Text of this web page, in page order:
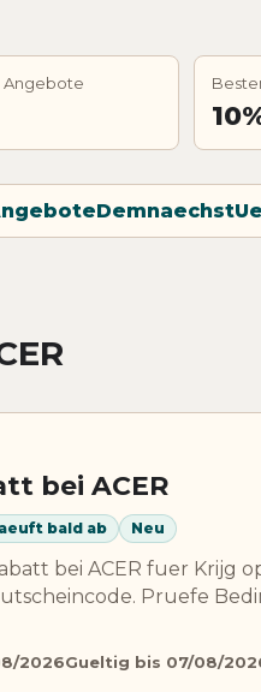
Angebote
Demnaechst
bei ACER
bald ab Neu
bei ACER fuer
Pruefe
2026Gueltig bis 07/08/